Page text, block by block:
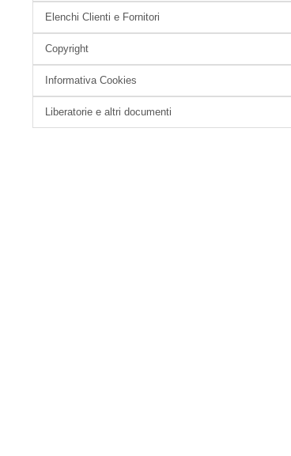
Elenchi Clienti e Fornitori
Copyright
Informativa Cookies
Liberatorie e altri documenti